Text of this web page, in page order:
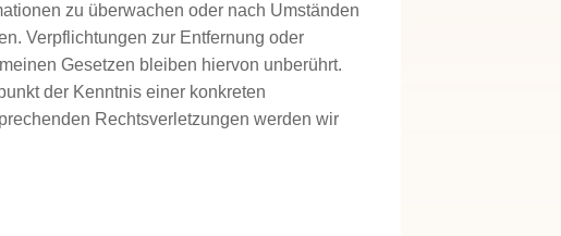
zu überwachen oder nach Umständen
Verpflichtungen zur Entfernung oder
Gesetzen bleiben hiervon unberührt.
der Kenntnis einer konkreten
Rechtsverletzungen werden wir